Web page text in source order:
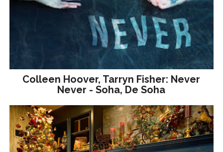
Colleen Hoover, Tarryn Fisher: Never
Never - Soha, De Soha